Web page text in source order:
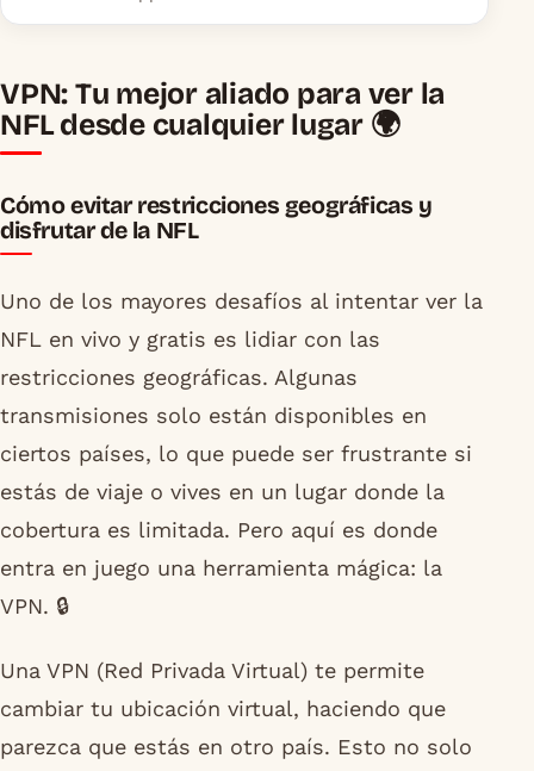
VPN: Tu mejor aliado para ver la
NFL desde cualquier lugar 🌍
Cómo evitar restricciones geográficas y
disfrutar de la NFL
Uno de los mayores desafíos al intentar ver la
NFL en vivo y gratis es lidiar con las
restricciones geográficas. Algunas
transmisiones solo están disponibles en
ciertos países, lo que puede ser frustrante si
estás de viaje o vives en un lugar donde la
cobertura es limitada. Pero aquí es donde
entra en juego una herramienta mágica: la
VPN. 🔒
Una VPN (Red Privada Virtual) te permite
cambiar tu ubicación virtual, haciendo que
parezca que estás en otro país. Esto no solo